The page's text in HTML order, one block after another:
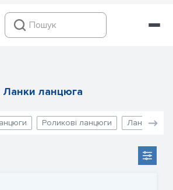
Ланки ланцюга
Роликові ланцюги Ланцюги